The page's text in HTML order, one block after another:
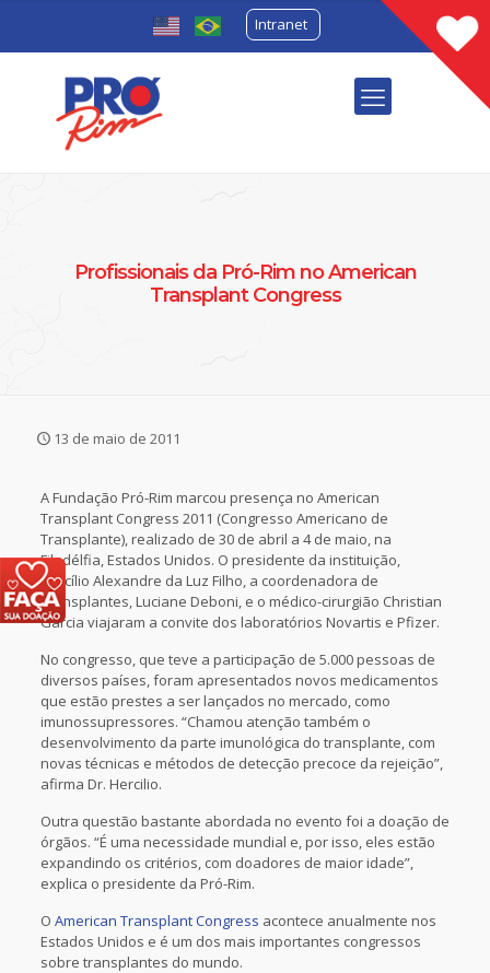
Intranet
Profissionais da Pró-Rim no American
Transplant Congress
13 de maio de 2011
A Fundação Pró-Rim marcou presença no American
Transplant Congress 2011 (Congresso Americano de
Transplante), realizado de 30 de abril a 4 de maio, na
Filadélfia, Estados Unidos. O presidente da instituição,
Hercílio Alexandre da Luz Filho, a coordenadora de
Transplantes, Luciane Deboni, e o médico-cirurgião Christian
Garcia viajaram a convite dos laboratórios Novartis e Pfizer.
No congresso, que teve a participação de 5.000 pessoas de
diversos países, foram apresentados novos medicamentos
que estão prestes a ser lançados no mercado, como
imunossupressores. “Chamou atenção também o
desenvolvimento da parte imunológica do transplante, com
novas técnicas e métodos de detecção precoce da rejeição”,
afirma Dr. Hercilio.
Outra questão bastante abordada no evento foi a doação de
órgãos. “É uma necessidade mundial e, por isso, eles estão
expandindo os critérios, com doadores de maior idade”,
explica o presidente da Pró-Rim.
O American Transplant Congress acontece anualmente nos
Estados Unidos e é um dos mais importantes congressos
sobre transplantes do mundo.